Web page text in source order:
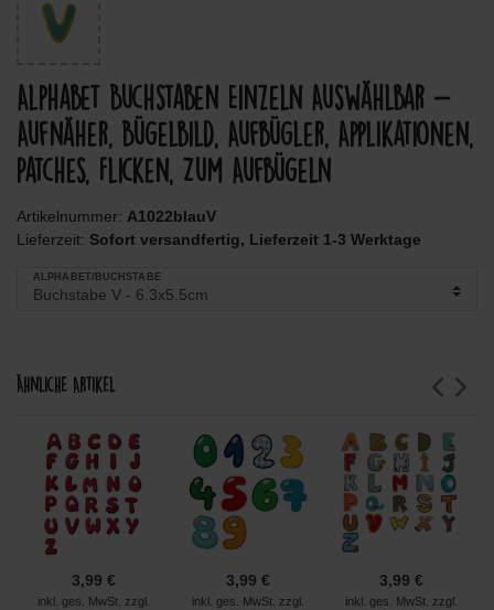
Alphabet Buchstaben Einzeln Auswählbar -
Aufnäher, Bügelbild, Aufbügler, Applikationen,
Patches, Flicken, Zum Aufbügeln
Artikelnummer: A1022blauV
Lieferzeit: Sofort versandfertig, Lieferzeit 1-3 Werktage
ALPHABET/BUCHSTABE
Ähnliche Artikel
3,99 €
inkl. ges. MwSt. zzgl.
3,99 €
inkl. ges. MwSt. zzgl.
3,99 €
inkl. ges. MwSt. zzgl.